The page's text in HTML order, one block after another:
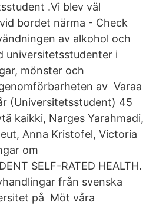
.Vi blev väl
bordet närma - Check
av alkohol och
universitetsstudenter i
mönster och
av Varaa
(Universitetsstudent) 45
kaikki, Narges Yarahmadi,
Anna Kristofel, Victoria
om
SELF-RATED HEALTH.
från svenska
på Möt våra